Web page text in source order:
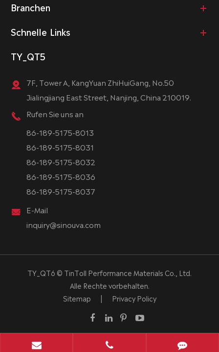
Branchen
Schnelle Links
TY_QT5
7F, Tower A, KangYuan ZhiHuiGang, No.50
Jialingjiang East Street, Nanjing, China 210019.
Rufen Sie uns an
86-189-5175-8013
86-189-5175-8031
86-189-5175-8032
86-189-5175-8036
86-189-5175-8037
E-Mail
inquiry@sinouva.com
TY_QT6 © TinToll Performance Materials Co., Ltd.
Alle Rechte vorbehalten.
Sitemap
| Privacy Policy